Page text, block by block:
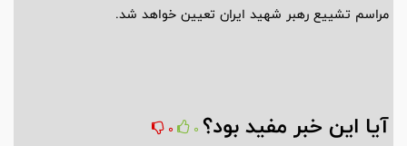
مراسم تشییع رهبر شهید ایران تعیین خواهد شد.
آیا این خبر مفید بود؟ 0
0